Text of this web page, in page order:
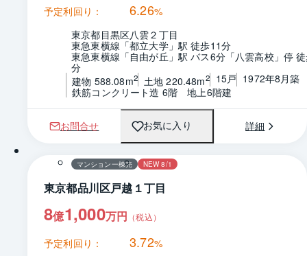
予定利回り： 6.26%
東京都目黒区八雲２丁目
東急東横線「都立大学」駅 徒歩11分
東急東横線「自由が丘」駅 バス6分「八雲高校」停
分
建物 588.08m2 土地 220.48m2 15戸 1972年8月築
鉄筋コンクリート造 6階　地上6階建
お問合せ お気に入り 詳細
1 / 0 間取り
マンション一棟売 NEW 8/1
東京都品川区戸越１丁目
8億1,000万円 （税込）
予定利回り： 3.72%